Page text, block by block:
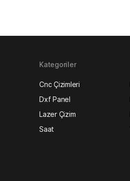
Kategoriler
Cnc Çizimleri
Dxf Panel
Lazer Çizim
Saat